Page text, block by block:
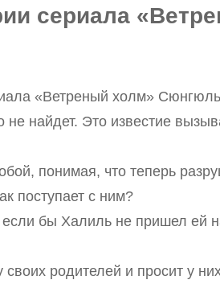
сериала
«Ветреный холм»
найдет. Это известие
понимая, что теперь
поступает с ним?
если бы Халиль не пришел ей
родителей и просит у